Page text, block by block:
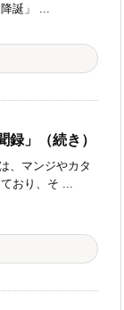
誕」 ...
録」（続き）
、マンジやカタ
おり、そ ...